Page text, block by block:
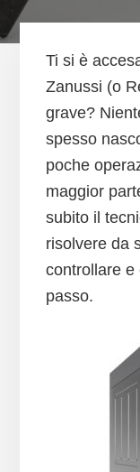
Ti si è
Zanussi (o
grave?
spesso
poche
maggior
subito il
risolvere da
controllare e
passo.